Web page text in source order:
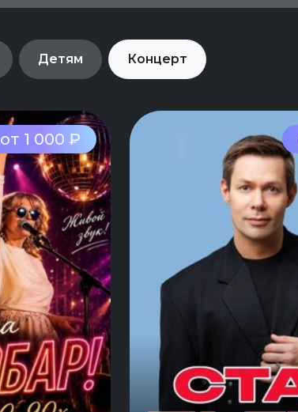
Детям Концерт
от 1 000 ₽